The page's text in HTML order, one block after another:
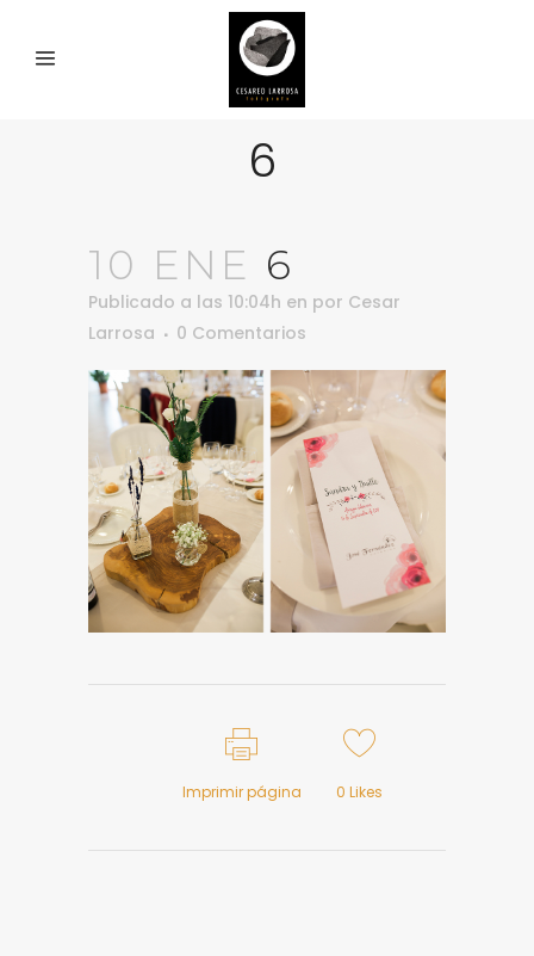
6
10 ENE 6
Publicado a las 10:04h en por Cesar
Larrosa
0 Comentarios
Imprimir página 0 Likes